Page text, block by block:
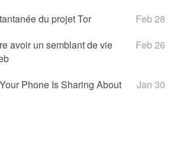
du projet Tor
Feb 28
avoir un semblant de vie
Feb 26
Phone Is Sharing About
Jan 30